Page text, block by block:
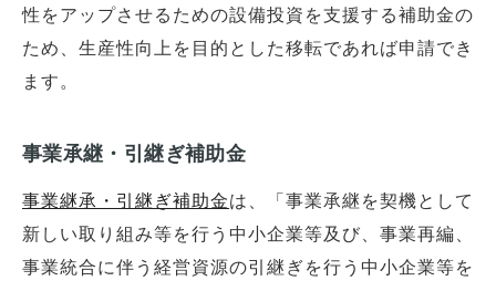
性をアップさせるための設備投資を支援する補助金の
ため、生産性向上を目的とした移転であれば申請でき
ます。
事業承継・引継ぎ補助金
事業継承・引継ぎ補助金は、「事業承継を契機として
新しい取り組み等を行う中小企業等及び、事業再編、
事業統合に伴う経営資源の引継ぎを行う中小企業等を